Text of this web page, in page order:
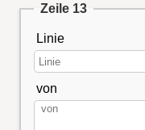
Zeile 13
Linie
von